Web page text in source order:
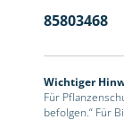
85803468
Wichtiger
Für
befolgen.“ Für